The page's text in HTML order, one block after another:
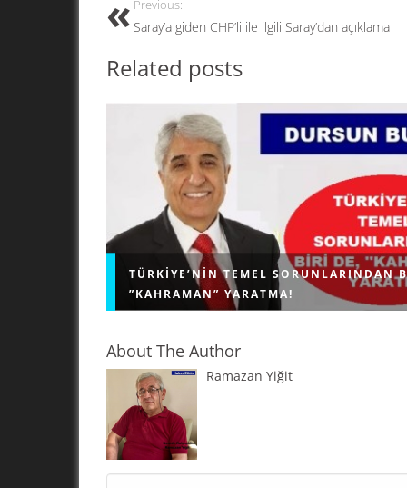
o
k
n
Previous:
Saray’a giden CHP’li ile ilgili Saray’dan açıklama
Related posts
TÜRKIYE’NIN TEMEL SORUNLARINDAN
”KAHRAMAN” YARATMA!
"KAHRAMAN" YARATMA! Geri bıraktırılmış
problemi; kendi sorunlarını çözmek için
işleyişe sahip olan, bağımsız, herkese eşit
About The Author
Ramazan Yiğit